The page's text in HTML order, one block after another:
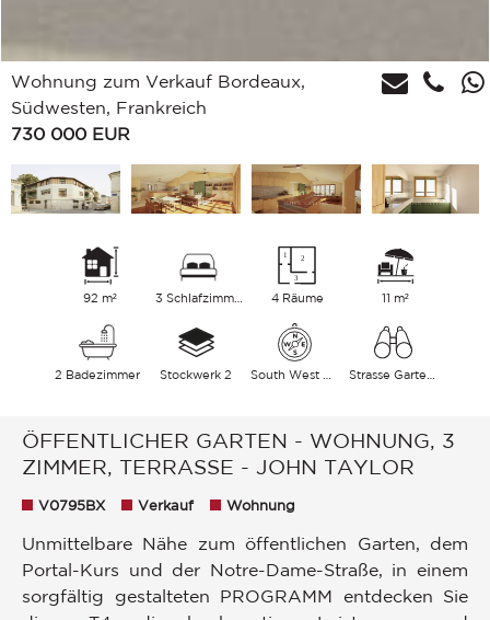
Wohnung zum Verkauf Bordeaux,
Südwesten, Frankreich
730 000 EUR
92 m² 3 Schlafzimmer 4 Räume 11 m²
2 Badezimmer Stockwerk 2
ÖFFENTLICHER GARTEN - WOHNUNG, 3
ZIMMER, TERRASSE - JOHN TAYLOR
V0795BX Verkauf Wohnung
Unmittelbare Nähe zum öffentlichen Garten, dem
Portal-Kurs und der Notre-Dame-Straße, in einem
sorgfältig gestalteten PROGRAMM entdecken Sie